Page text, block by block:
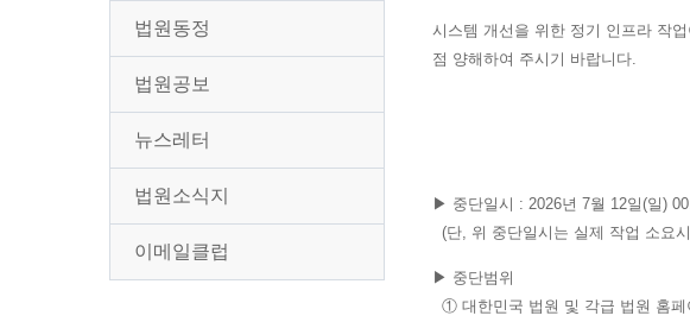
법원동정
법원공보
뉴스레터
법원소식지
이메일클럽
시스템 개선을 위한 정기 인프라 작
점 양해하여 주시기 바랍니다.
▶ 중단일시 : 2026년 7월 12일(일)
(단, 위 중단일시는 실제 작업 소요
▶ 중단범위
① 대한민국 법원 및 각급 법원 홈